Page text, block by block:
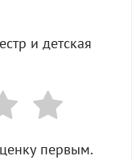
и детская
первым.